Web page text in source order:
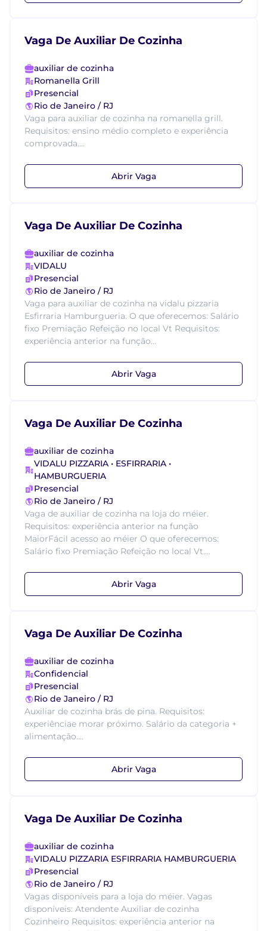
Vaga De Auxiliar De Cozinha
auxiliar de cozinha
Romanella Grill
Presencial
Rio de Janeiro / RJ
Vaga para auxiliar de cozinha na romanella grill.
Requisitos: ensino médio completo e experiência
comprovada....
Abrir Vaga
Vaga De Auxiliar De Cozinha
auxiliar de cozinha
VIDALU
Presencial
Rio de Janeiro / RJ
Vaga para auxiliar de cozinha na vidalu pizzaria
Esfirraria Hamburgueria. O que oferecemos: Salário
fixo Premiação Refeição no local Vt Requisitos:
experiência anterior na função...
Abrir Vaga
Vaga De Auxiliar De Cozinha
auxiliar de cozinha
VIDALU PIZZARIA • ESFIRRARIA •
HAMBURGUERIA
Presencial
Rio de Janeiro / RJ
Vaga de auxiliar de cozinha na loja do méier.
Requisitos: experiência anterior na função
MaiorFácil acesso ao méier O que oferecemos:
Salário fixo Premiação Refeição no local Vt....
Abrir Vaga
Vaga De Auxiliar De Cozinha
auxiliar de cozinha
Confidencial
Presencial
Rio de Janeiro / RJ
Auxiliar de cozinha brás de pina. Requisitos:
experiênciae morar próximo. Salário da categoria +
alimentação....
Abrir Vaga
Vaga De Auxiliar De Cozinha
auxiliar de cozinha
VIDALU PIZZARIA ESFIRRARIA HAMBURGUERIA
Presencial
Rio de Janeiro / RJ
Vagas disponíveis para a loja do méier. Vagas
disponíveis: Atendente Auxiliar de cozinha
Cozinheiro Requisitos: experiência anterior na